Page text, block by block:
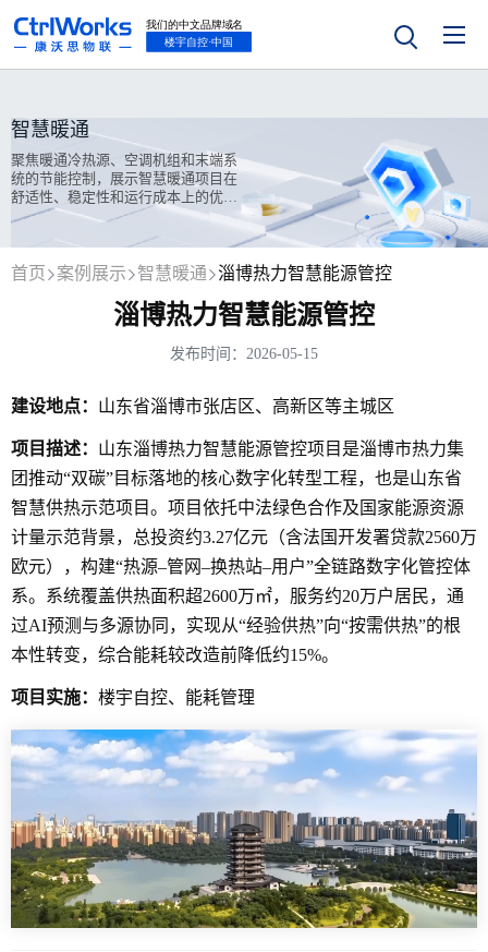
智慧暖通
聚焦暖通冷热源、空调机组和末端系
统的节能控制，展示智慧暖通项目在
舒适性、稳定性和运行成本上的优化
实践。
首页 案例展示 智慧暖通 淄博热力智慧能源管控
淄博热力智慧能源管控
发布时间：2026-05-15
建设地点： 山东省淄博市张店区、高新区等主城区
项目描述： 山东淄博热力智慧能源管控项目是淄博市热力集
团推动“双碳”目标落地的核心数字化转型工程，也是山东省
智慧供热示范项目。项目依托中法绿色合作及国家能源资源
计量示范背景，总投资约3.27亿元（含法国开发署贷款2560万
欧元），构建“热源–管网–换热站–用户”全链路数字化管控体
系。系统覆盖供热面积超2600万㎡，服务约20万户居民，通
过AI预测与多源协同，实现从“经验供热”向“按需供热”的根
本性转变，综合能耗较改造前降低约15%。
项目实施： 楼宇自控、能耗管理